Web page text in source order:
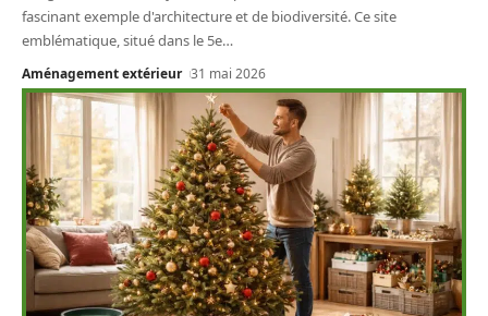
fascinant exemple d'architecture et de biodiversité. Ce site
emblématique, situé dans le 5e…
Aménagement extérieur 31 mai 2026